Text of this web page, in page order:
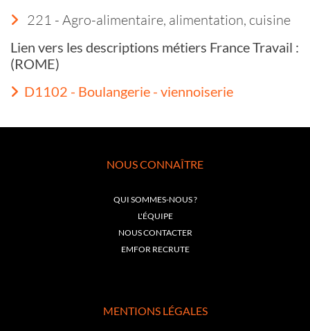
221 - Agro-alimentaire, alimentation, cuisine
Lien vers les descriptions métiers France Travail :
(ROME)
D1102 - Boulangerie - viennoiserie
NOUS CONNAÎTRE
QUI SOMMES-NOUS ?
L'ÉQUIPE
NOUS CONTACTER
EMFOR RECRUTE
MENTIONS LÉGALES